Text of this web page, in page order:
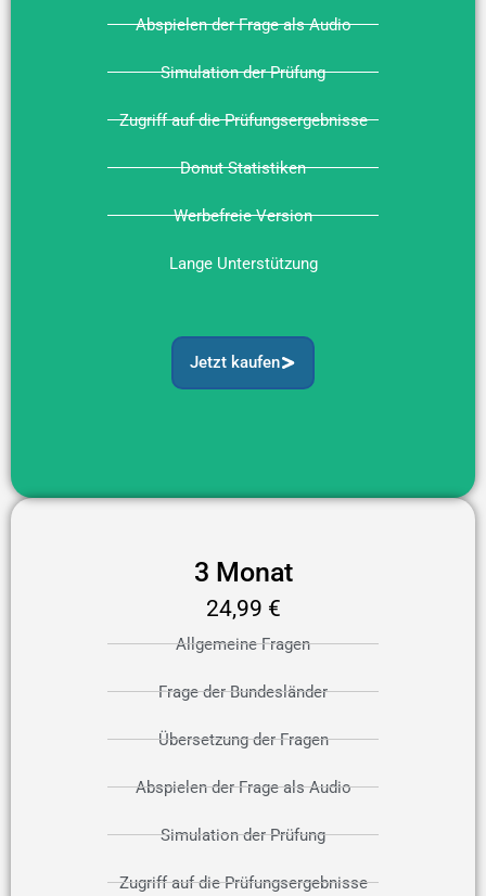
Abspielen der Frage als Audio
Simulation der Prüfung
Zugriff auf die Prüfungsergebnisse
Donut Statistiken
Werbefreie Version
Lange Unterstützung
Jetzt kaufen
3 Monat
24,99 €
Allgemeine Fragen
Frage der Bundesländer
Übersetzung der Fragen
Abspielen der Frage als Audio
Simulation der Prüfung
Zugriff auf die Prüfungsergebnisse